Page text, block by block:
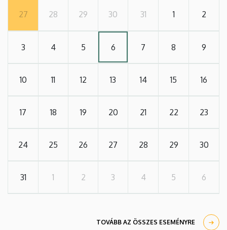
27 28 29 30 31 1 2
3 4 5 6 7 8 9
10 11 12 13 14 15 16
17 18 19 20 21 22 23
24 25 26 27 28 29 30
31 1 2 3 4 5 6
TOVÁBB AZ ÖSSZES ESEMÉNYRE